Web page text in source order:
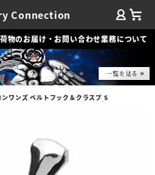
Connection
物のお届け・お問い合わせ業務について
ンワンズ ベルトフック＆クラスプ S